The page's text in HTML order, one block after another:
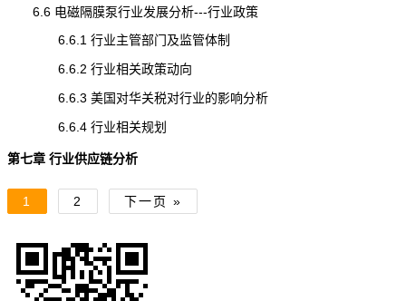
6.6 电磁隔膜泵行业发展分析---行业政策
6.6.1 行业主管部门及监管体制
6.6.2 行业相关政策动向
6.6.3 美国对华关税对行业的影响分析
6.6.4 行业相关规划
第七章 行业供应链分析
1 2 下一页 »